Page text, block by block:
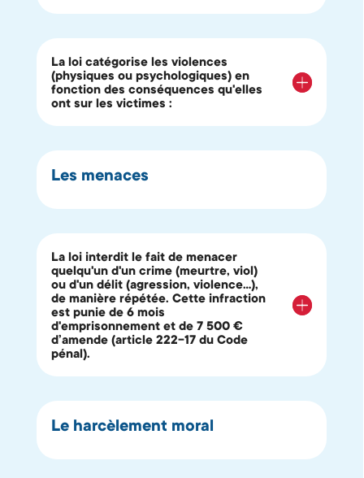
La loi catégorise les violences
(physiques ou psychologiques) en
fonction des conséquences qu'elles
ont sur les victimes :
Les menaces
La loi interdit le fait de menacer
quelqu'un d'un crime (meurtre, viol)
ou d'un délit (agression, violence...),
de manière répétée. Cette infraction
est punie de 6 mois
d'emprisonnement et de 7 500 €
d’amende (article 222-17 du Code
pénal).
Le harcèlement moral